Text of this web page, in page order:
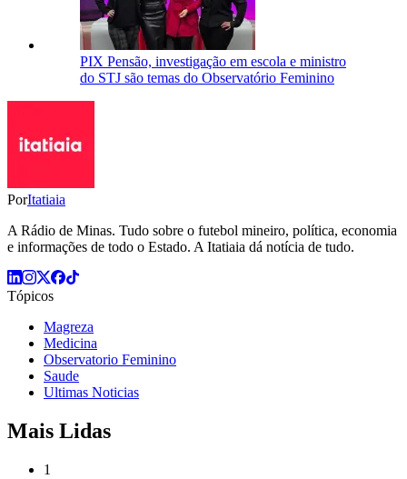
PIX Pensão, investigação em escola e ministro
do STJ são temas do Observatório Feminino
PorItatiaia
A Rádio de Minas. Tudo sobre o futebol mineiro, política, economia
e informações de todo o Estado. A Itatiaia dá notícia de tudo.
Tópicos
Magreza
Medicina
Observatorio Feminino
Saude
Ultimas Noticias
Mais Lidas
1